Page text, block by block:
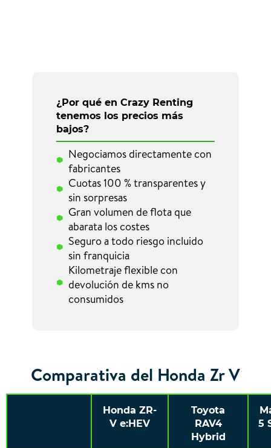
¿Por qué en Crazy Renting
tenemos los precios más
bajos?
Negociamos directamente con
fabricantes
Cuotas 100 % transparentes y
sin sorpresas
Gran volumen de flota que
abarata los costes
Seguro a todo riesgo incluido
sin franquicia
Kilometraje flexible con
devolución de kms no
consumidos
Comparativa del Honda Zr V
Honda ZR-
V e:HEV
Toyota
RAV4
Hybrid
5